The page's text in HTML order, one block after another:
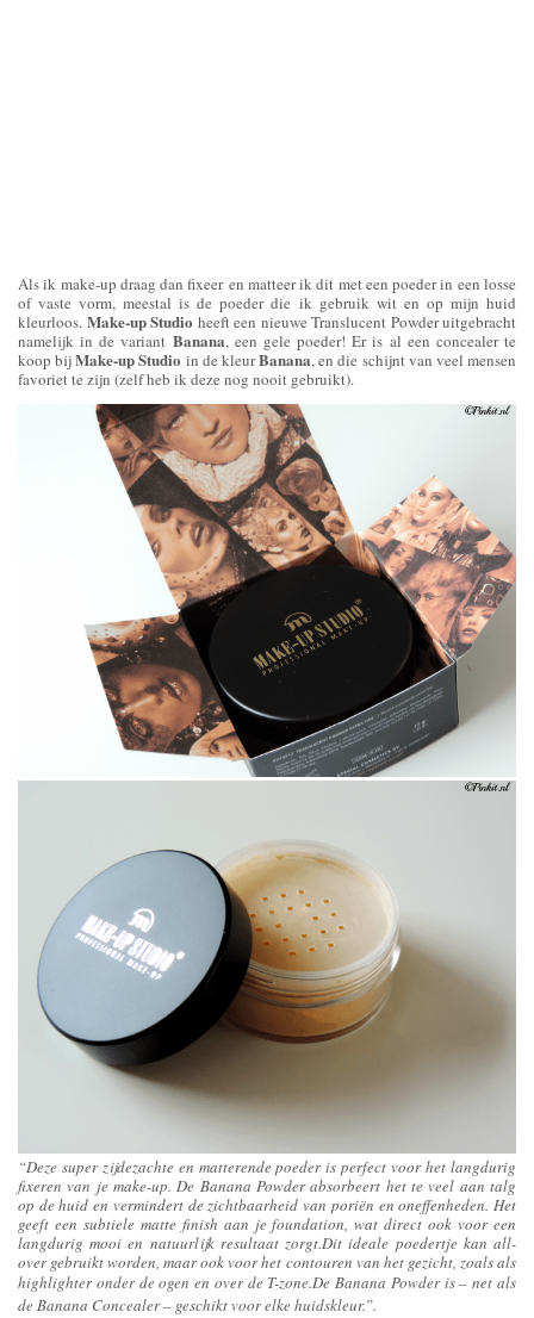
Als ik make-up draag dan fixeer en matteer ik dit met een poeder in een losse
of vaste vorm, meestal is de poeder die ik gebruik wit en op mijn huid
kleurloos. Make-up Studio heeft een nieuwe Translucent Powder uitgebracht
namelijk in de variant Banana, een gele poeder! Er is al een concealer te
koop bijMake-up Studio in de kleurBanana, en die schijnt van veel mensen
favoriet te zijn (zelf heb ik deze nog nooit gebruikt).
“Deze super zijdezachte en matterende poeder is perfect voor het langdurig
fixeren van je make-up. De Banana Powder absorbeert het te veel aan talg
op de huid en vermindert de zichtbaarheid van poriën en oneffenheden. Het
geeft een subtiele matte finish aan je foundation, wat direct ook voor een
langdurig mooi en natuurlijk resultaat zorgt.Dit ideale poedertje kan all-
over gebruikt worden, maar ook voor het contouren van het gezicht, zoals als
highlighter onder de ogen en over de T-zone.De Banana Powder is – net als
de Banana Concealer – geschikt voor elke huidskleur.”.